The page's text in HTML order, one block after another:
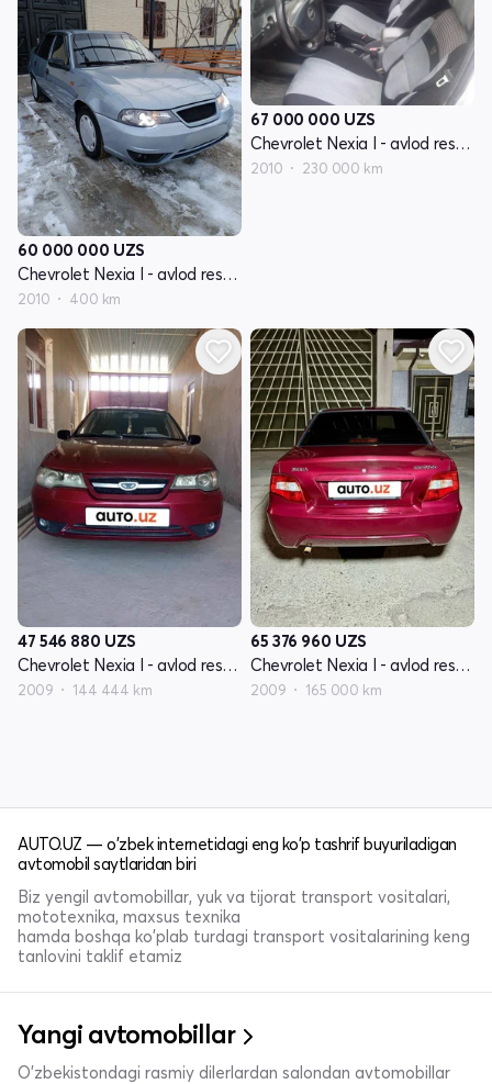
60 000 000 UZS
Chevrolet Nexia I - avlod restayling
2010 400 km
67 000 000 UZS
Chevrolet Nexia I - avlod restayling
2010 230 000 km
47 546 880 UZS
Chevrolet Nexia I - avlod restayling
2009 144 444 km
65 376 960 UZS
Chevrolet Nexia I - avlod restayling
2009 165 000 km
AUTO.UZ — o'zbek internetidagi eng ko'p tashrif buyuriladigan
avtomobil saytlaridan biri
Biz yengil avtomobillar, yuk va tijorat transport vositalari,
mototexnika, maxsus texnika
hamda boshqa ko'plab turdagi transport vositalarining keng
tanlovini taklif etamiz
Yangi avtomobillar
O'zbekistondagi rasmiy dilerlardan salondan avtomobillar